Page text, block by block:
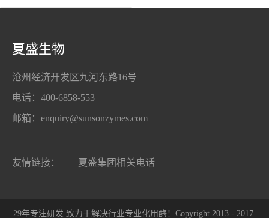
夏盛生物
沧州经济开发区九河东路16号
电话：400-6858-553
邮箱：enquiry@sunsonzymes.com
友情链接： 夏盛集团相关电话
29年专注研发 致力于解决行业专业化用酶！Copyright 2013 - 2017